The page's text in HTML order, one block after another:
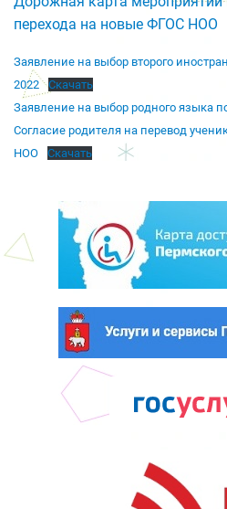
перехода на новые ФГОС НОО
Заявление на выбор второго
2022
Скачать
Заявление на выбор родного языка
Согласие родителя на перевод
НОО
Скачать